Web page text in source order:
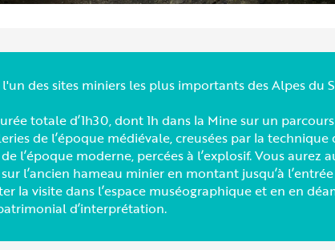
des sites miniers les plus importants des Alpes du
totale d’1h30, dont 1h dans la Mine sur un
de l’époque médiévale, creusées par la technique
l’époque moderne, percées à l’explosif. Vous aurez
l’ancien hameau minier en montant jusqu’à
la visite dans l’espace muséographique et en en
d’interprétation.